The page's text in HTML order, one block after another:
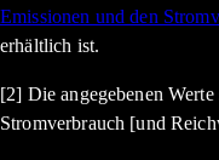
Emissionen und den
erhältlich ist.
[2] Die angegebenen
Stromverbrauch [und